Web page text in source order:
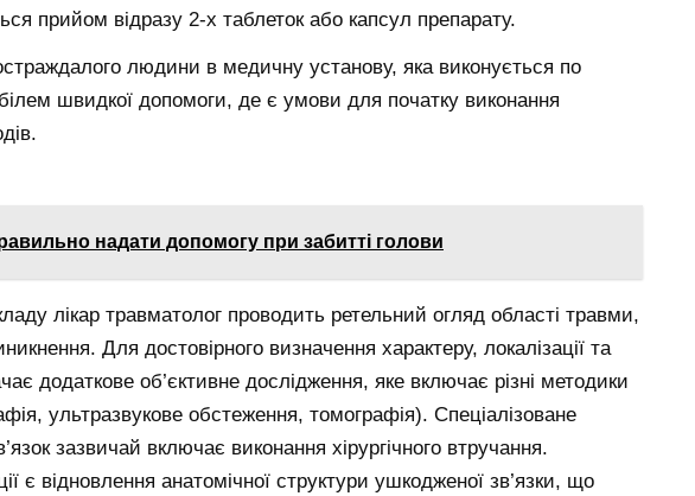
прийом відразу 2-х таблеток або капсул препарату.
людини в медичну установу, яка виконується по
швидкої допомоги, де є умови для початку виконання
надати допомогу при забитті голови
лікар травматолог проводить ретельний огляд області травми,
Для достовірного визначення характеру, локалізації та
додаткове об’єктивне дослідження, яке включає різні методики
ультразвукове обстеження, томографія). Спеціалізоване
зазвичай включає виконання хірургічного втручання.
є відновлення анатомічної структури ушкодженої зв’язки, що